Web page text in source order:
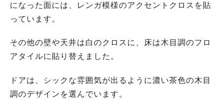
になった面には、レンガ模様のアクセントクロスを貼
っています。
その他の壁や天井は白のクロスに、床は木目調のフロ
アタイルに貼り替えました。
ドアは、シックな雰囲気が出るように濃い茶色の木目
調のデザインを選んでいます。